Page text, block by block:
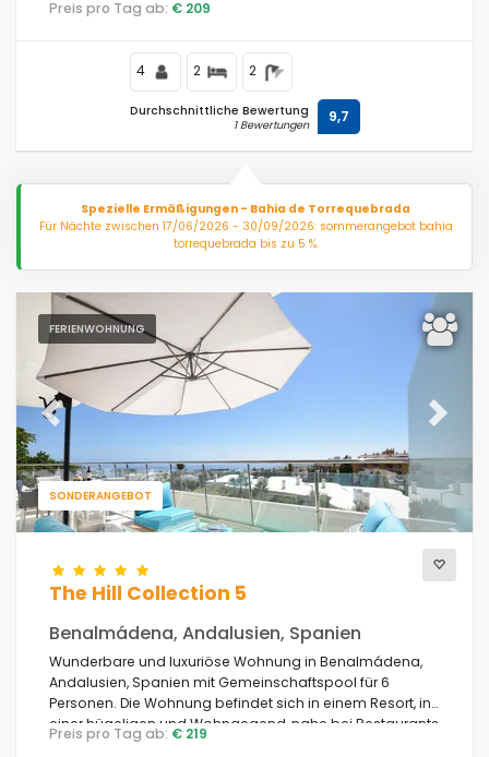
de la Yuca und 4 Kilometer von Benalmadena entfernt.
Preis pro Tag ab: € 209
4 2 2
Durchschnittliche Bewertung
1 Bewertungen 9,7
Spezielle Ermäßigungen - Bahia de Torrequebrada
Für Nächte zwischen 17/06/2026 - 30/09/2026: sommerangebot bahia
torrequebrada bis zu 5 %.
FERIENWOHNUNG
SONDERANGEBOT
Previous Next
The Hill Collection 5
Benalmádena, Andalusien, Spanien
Wunderbare und luxuriöse Wohnung in Benalmádena,
Andalusien, Spanien mit Gemeinschaftspool für 6
Personen. Die Wohnung befindet sich in einem Resort, in
einer hügeligen und Wohngegend, nahe bei Restaurants
und Bars und 2 km vom Carvajal-Strand entfernt.
Preis pro Tag ab: € 219